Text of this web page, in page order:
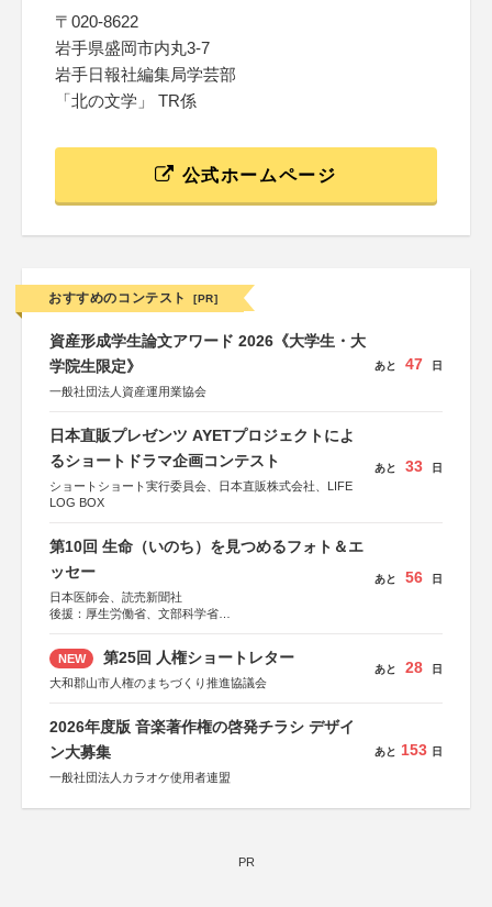
〒020-8622
岩手県盛岡市内丸3-7
岩手日報社編集局学芸部
「北の文学」 TR係
公式ホームページ
おすすめのコンテスト [PR]
資産形成学生論文アワード 2026《大学生・大
学院生限定》
一般社団法人資産運用業協会
あと 47 日
日本直販プレゼンツ AYETプロジェクトによ
るショートドラマ企画コンテスト
ショートショート実行委員会、日本直販株式会社、LIFE
LOG BOX
あと 33 日
第10回 生命（いのち）を見つめるフォト＆エ
ッセー
日本医師会、読売新聞社
後援：厚生労働省、文部科学省
しん生命保険株式会社
あと 56 日
NEW 第25回 人権ショートレター
大和郡山市人権のまちづくり推進協議会
あと 28 日
2026年度版 音楽著作権の啓発チラシ デザイ
ン大募集
一般社団法人カラオケ使用者連盟
あと 153 日
PR